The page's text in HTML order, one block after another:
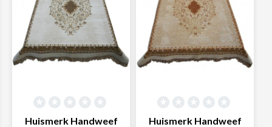
Huismerk Handweef
Huismerk Handweef